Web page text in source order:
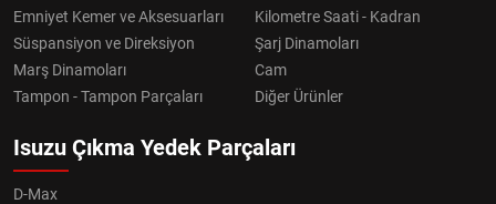
Emniyet Kemer ve Aksesuarları
Kilometre Saati - Kadran
Süspansiyon ve Direksiyon
Şarj Dinamoları
Marş Dinamoları
Cam
Tampon - Tampon Parçaları
Diğer Ürünler
Isuzu Çıkma Yedek Parçaları
D-Max